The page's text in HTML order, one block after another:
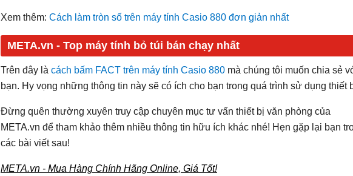
Xem thêm: Cách làm tròn số trên máy tính Casio 880 đơn giản nhất
Trên đây là cách bấm FACT trên máy tính Casio 880 mà chúng tôi muốn chia sẻ
bạn. Hy vọng những thông tin này sẽ có ích cho bạn trong quá trình sử dụng thiết
Đừng quên thường xuyên truy cập chuyên mục tư vấn thiết bị văn phòng của
META.vn để tham khảo thêm nhiều thông tin hữu ích khác nhé! Hẹn gặp lại bạn
các bài viết sau!
META.vn - Mua Hàng Chính Hãng Online, Giá Tốt!